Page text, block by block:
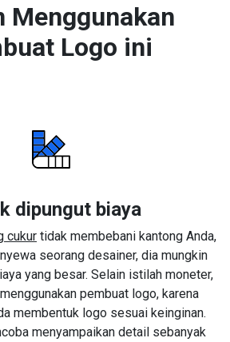
Menggunakan
Logo ini
dipungut biaya
cukur tidak membebani kantong Anda,
seorang desainer, dia mungkin
yang besar. Selain istilah moneter,
pembuat logo, karena
membentuk logo sesuai keinginan.
menyampaikan detail sebanyak